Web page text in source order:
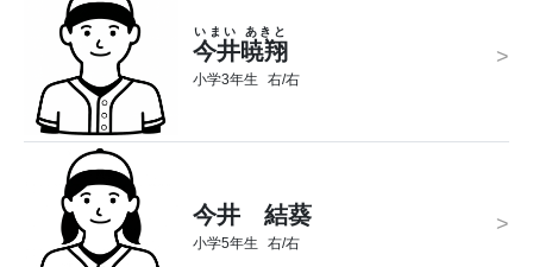
今井暁翔
いまい あきと
小学3年生 右/右
>
今井 結葵
小学5年生 右/右
>